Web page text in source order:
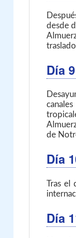
desde
Día 9
de
Día
Tras el
Día